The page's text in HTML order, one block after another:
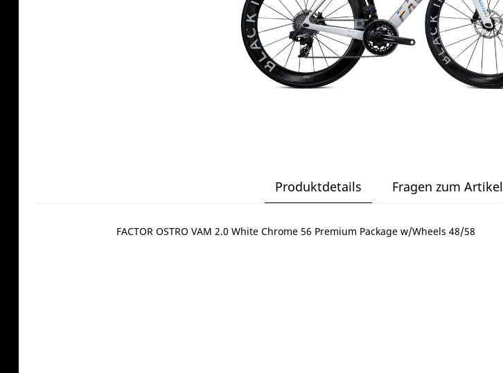
Produktdetails Fragen zum Artikel
FACTOR OSTRO VAM 2.0 White Chrome 56 Premium Package w/Wheels 48/58